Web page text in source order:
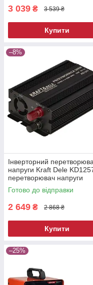
3 039 ₴ 3 539 ₴
Купити
–8%
Інверторний
напруги Kraft Dele
перетворювач напруги
автомобільний
Готово до відправки
2 649 ₴ 2 868 ₴
Купити
–25%